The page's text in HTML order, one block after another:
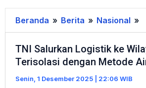
Beranda » Berita » Nasional »
TNI Salurkan Logistik ke
Terisolasi dengan Metode
Senin, 1 Desember 2025 | 22:06 WIB